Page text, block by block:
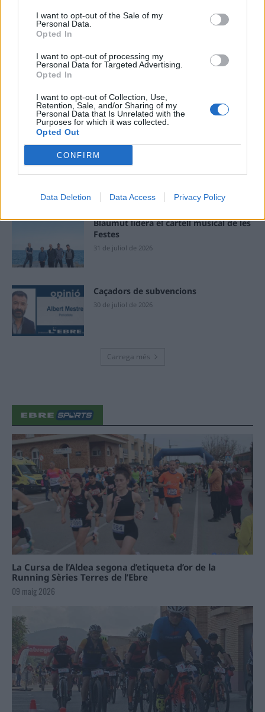
I want to opt-out of the Sale of my
Personal Data.
Opted In
I want to opt-out of processing my
Personal Data for Targeted Advertising.
Opted In
I want to opt-out of Collection, Use,
Retention, Sale, and/or Sharing of my
Personal Data that Is Unrelated with the
Purposes for which it was collected.
Opted Out
CONFIRM
Data Deletion Data Access Privacy Policy
ÚLTIMES NOTÍCIES
enguany amb més modistes i gairebé
40 peces a concurs
31 de juliol de 2026
“L’eclipsi serà una oportunitat també
per a gaudir de les Festes Majors
d’Amposta”
Blaumut lidera el cartell musical de les
Festes
31 de juliol de 2026
Caçadors de subvencions
30 de juliol de 2026
Carrega més
La Cursa de l’Aldea segona d’etiqueta d’or de la
Running Sèries Terres de l’Ebre
09 maig 2026